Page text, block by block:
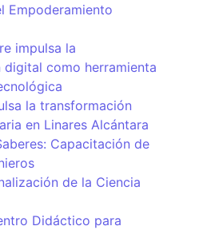
Empoderamiento
impulsa la
como herramienta
la transformación
en Linares Alcántara
Capacitación de
de la Ciencia
Didáctico para